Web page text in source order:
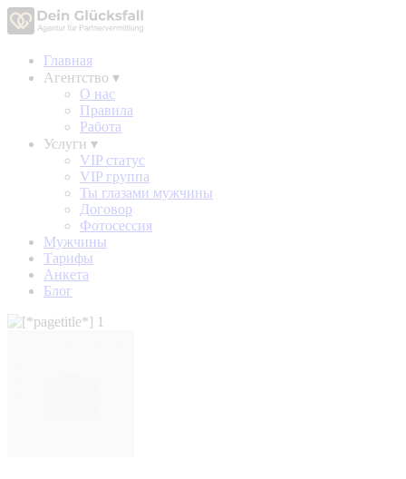
Главная
Агентство ▾
О нас
Правила
Работа
Услуги ▾
VIP статус
VIP группа
Ты глазами мужчины
Договор
Фотосессия
Мужчины
Тарифы
Анкета
Блог